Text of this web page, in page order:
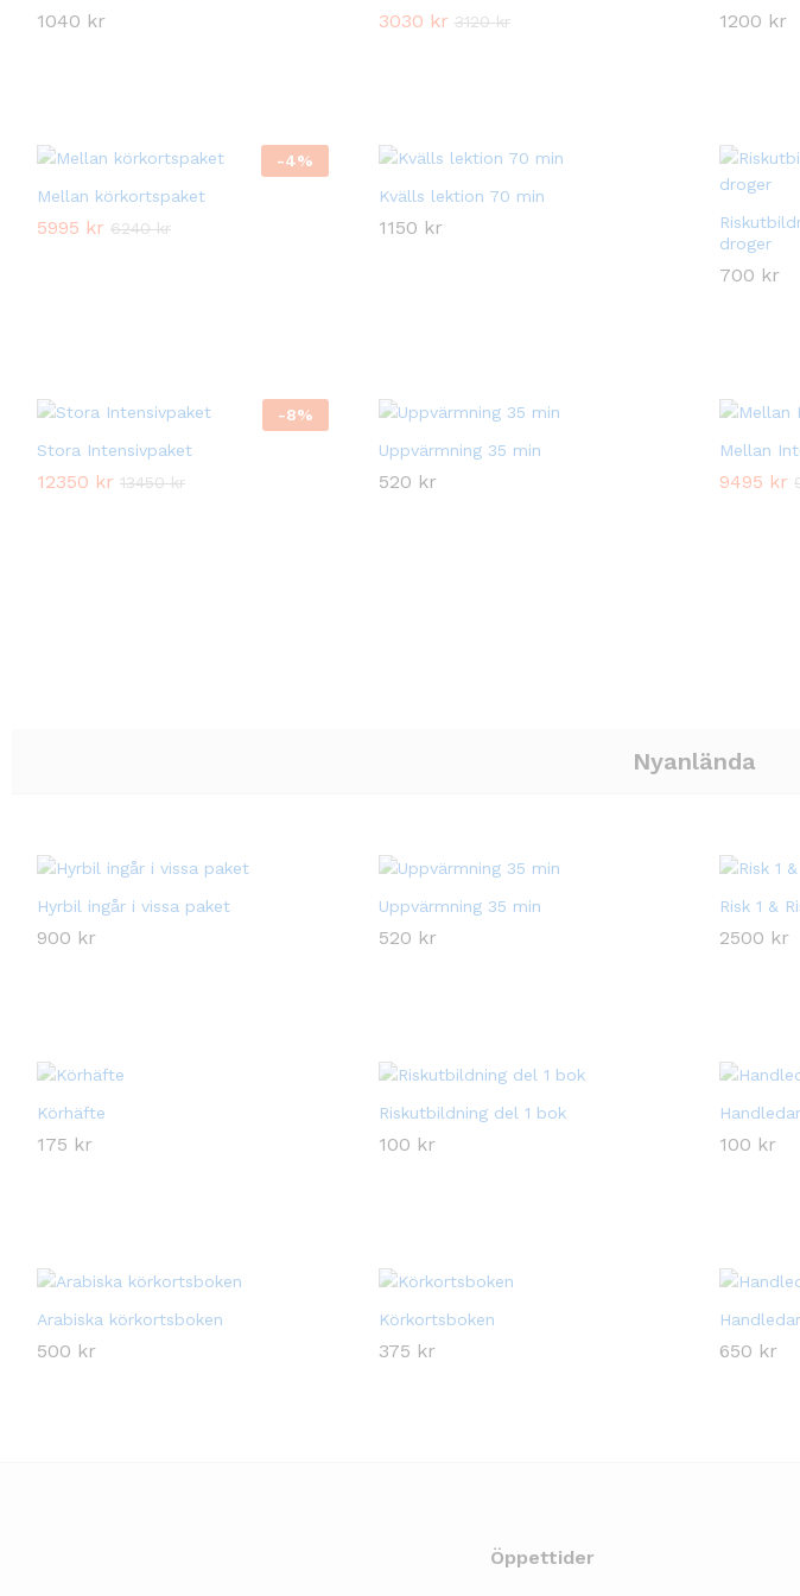
1040 kr
1040 kr 3030 kr 3120kr
3030 kr 3120kr 1200 kr
1200 kr
-4%
Mellan körkortspaket
5995 kr 6240kr
5995 kr 6240kr
Kvälls lektion 70 min
1150 kr
1150 kr
droger
700 kr
700 kr
-8%
Stora Intensivpaket
12350 kr 13450kr
12350 kr 13450kr
Uppvärmning 35 min
520 kr
520 kr
Mellan
9495 kr
9495 kr
Nyanlända
Hyrbil ingår i vissa paket
900 kr
900 kr
Uppvärmning 35 min
520 kr
520 kr
‏Risk 1 &
2500 kr
2500 kr
Körhäfte
175 kr
175 kr
Riskutbildning del 1 bok
100 kr
100 kr 100 kr
100 kr
Arabiska körkortsboken
500 kr
500 kr
Körkortsboken
375 kr
375 kr 650 kr
650 kr
Öppettider